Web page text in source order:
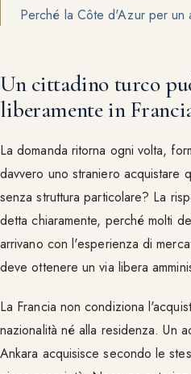
Perché la Côte d'Azur per un
Un cittadino turco
liberamente in
La domanda ritorna ogni volta,
davvero uno straniero acquistare
senza struttura particolare? La
detta chiaramente, perché molti
arrivano con l'esperienza di
deve ottenere un via libera
La Francia non condiziona
nazionalità né alla residenza. Un
Ankara acquisisce secondo le